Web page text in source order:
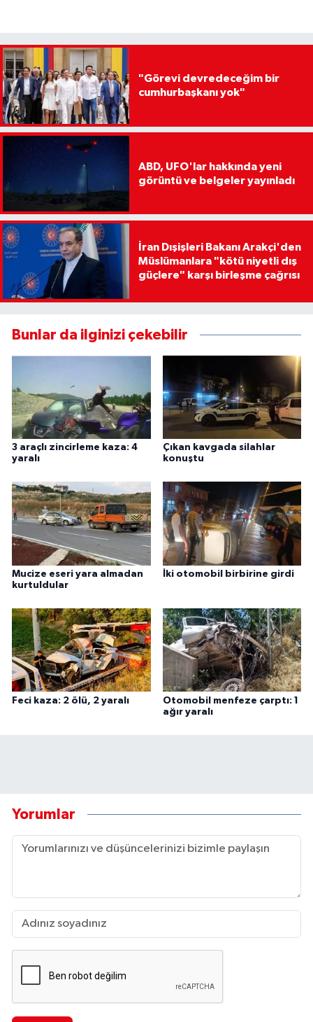
"Görevi devredeceğim bir
cumhurbaşkanı yok"
ABD, UFO'lar hakkında yeni
görüntü ve belgeler yayınladı
İran Dışişleri Bakanı Arakçi'den
Müslümanlara "kötü niyetli dış
güçlere" karşı birleşme çağrısı
Bunlar da ilginizi çekebilir
3 araçlı zincirleme kaza: 4
yaralı
Çıkan kavgada silahlar
konuştu
Mucize eseri yara almadan
kurtuldular
İki otomobil birbirine girdi
Feci kaza: 2 ölü, 2 yaralı
Otomobil menfeze çarptı: 1
ağır yaralı
Yorumlar